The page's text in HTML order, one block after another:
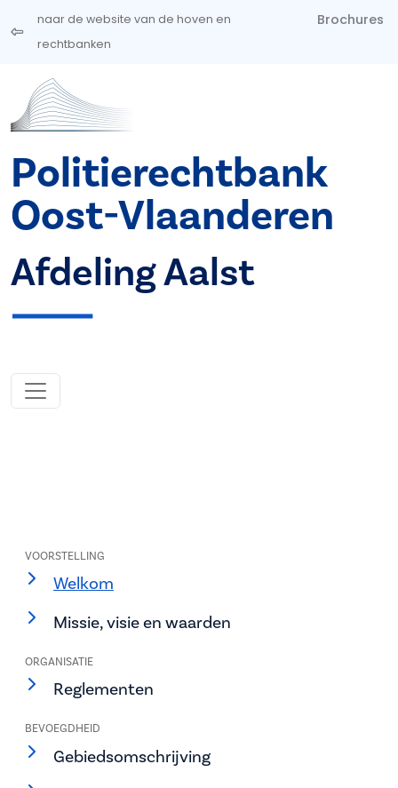
Overslaan en naar de inhoud gaan
naar de website van de hoven en
rechtbanken
Brochures
Politierechtbank
Oost-Vlaanderen
Afdeling Aalst
VOORSTELLING
Welkom
Missie, visie en waarden
ORGANISATIE
Reglementen
BEVOEGDHEID
Gebiedsomschrijving